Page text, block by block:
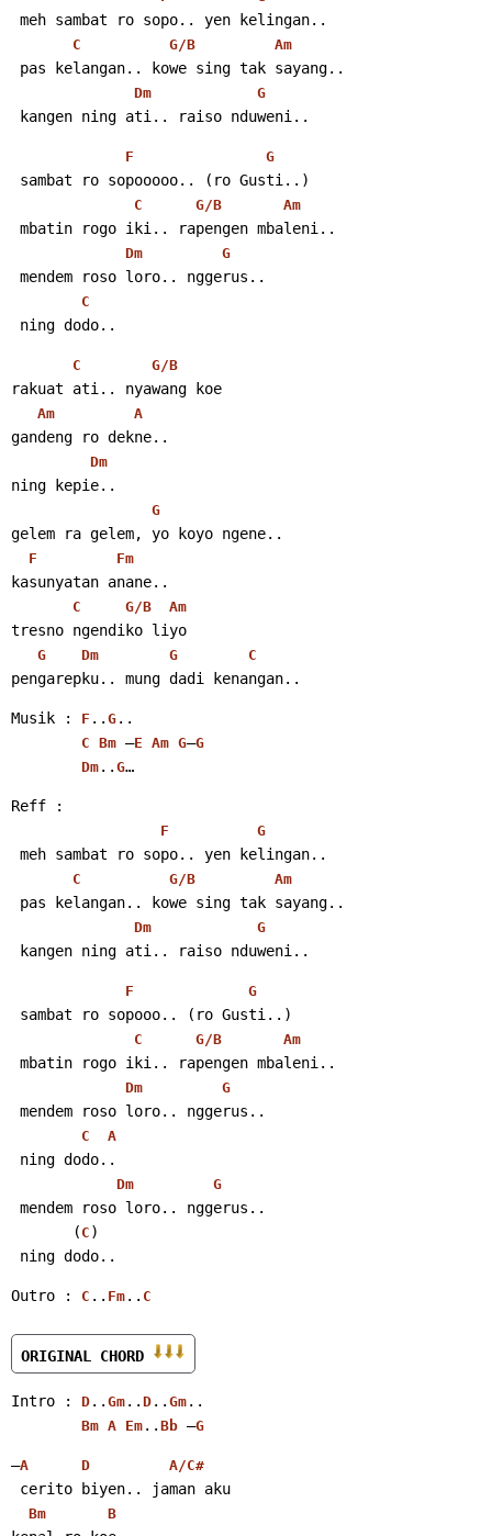
meh sambat ro sopo.. yen kelingan..
C G/B Am
pas kelangan.. kowe sing tak sayang..
Dm G
kangen ning ati.. raiso nduweni..
F G
sambat ro sopooooo.. (ro Gusti..)
C G/B Am
mbatin rogo iki.. rapengen mbaleni..
Dm G
mendem roso loro.. nggerus..
C
ning dodo..
C G/B
rakuat ati.. nyawang koe
Am A
gandeng ro dekne..
Dm
ning kepie..
G
gelem ra gelem, yo koyo ngene..
F Fm
kasunyatan anane..
C G/B Am
tresno ngendiko liyo
G Dm G C
pengarepku.. mung dadi kenangan..
Musik : F .. G ..
C Bm –E Am G–G
Dm .. G…
Reff :
F G
meh sambat ro sopo.. yen kelingan..
C G/B Am
pas kelangan.. kowe sing tak sayang..
Dm G
kangen ning ati.. raiso nduweni..
F G
sambat ro sopooo.. (ro Gusti..)
C G/B Am
mbatin rogo iki.. rapengen mbaleni..
Dm G
mendem roso loro.. nggerus..
C A
ning dodo..
Dm G
mendem roso loro.. nggerus..
       (
C )
ning dodo..
Outro : C .. Fm .. C
ORIGINAL CHORD
Intro : D .. Gm .. D .. Gm ..
Bm A Em .. Bb –G
–A D A/C#
cerito biyen.. jaman aku
Bm B